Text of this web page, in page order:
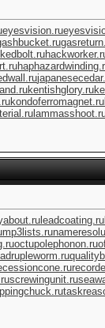
eyesvision.ru
kentishglory.ru
kondoferromagnet.ru
leadcoating.ru
mp3lists.ru
octupolephonon.ru
screwingunit.ru